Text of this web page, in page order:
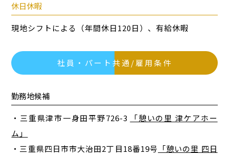
休日休暇
現地シフトによる（年間休日120日）、有給休暇
社員・パート共通/雇用条件
勤務地候補
・三重県津市一身田平野726-3
「憩いの里 津ケアホー
ム」
・三重県四日市市大治田2丁目18番19号 「憩いの里 四日